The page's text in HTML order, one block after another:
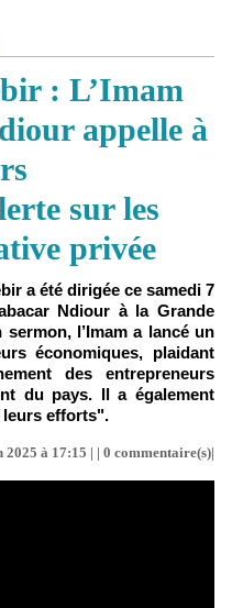
: L’Imam
appelle à
sur les
privée
a été dirigée ce samedi 7
Ndiour à la Grande
l’Imam a lancé un
économiques, plaidant
des entrepreneurs
du pays. Il a également
leurs efforts".
à 17:15 | | 0 commentaire(s)|